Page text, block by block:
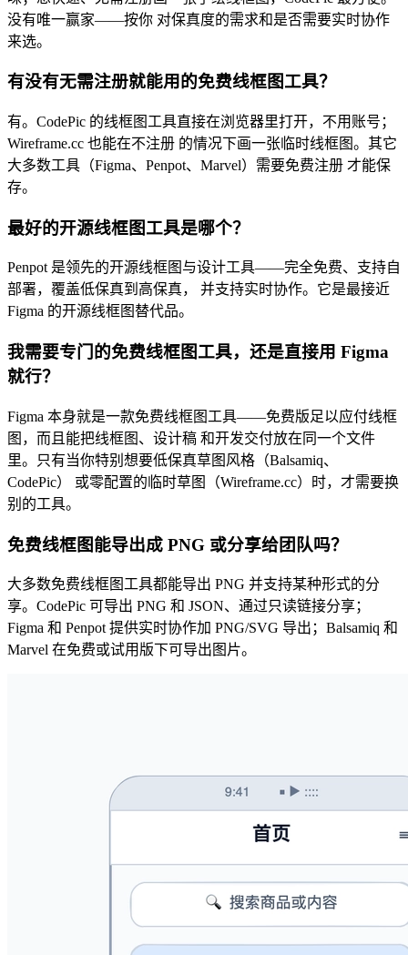
没有唯一赢家——按你 对保真度的需求和是否需要实时协作
来选。
有没有无需注册就能用的免费线框图工具？
有。CodePic 的线框图工具直接在浏览器里打开，不用账号；
Wireframe.cc 也能在不注册 的情况下画一张临时线框图。其它
大多数工具（Figma、Penpot、Marvel）需要免费注册 才能保
存。
最好的开源线框图工具是哪个？
Penpot 是领先的开源线框图与设计工具——完全免费、支持自
部署，覆盖低保真到高保真， 并支持实时协作。它是最接近
Figma 的开源线框图替代品。
我需要专门的免费线框图工具，还是直接用 Figma
就行？
Figma 本身就是一款免费线框图工具——免费版足以应付线框
图，而且能把线框图、设计稿 和开发交付放在同一个文件
里。只有当你特别想要低保真草图风格（Balsamiq、
CodePic） 或零配置的临时草图（Wireframe.cc）时，才需要换
别的工具。
免费线框图能导出成 PNG 或分享给团队吗？
大多数免费线框图工具都能导出 PNG 并支持某种形式的分
享。CodePic 可导出 PNG 和 JSON、通过只读链接分享；
Figma 和 Penpot 提供实时协作加 PNG/SVG 导出；Balsamiq 和
Marvel 在免费或试用版下可导出图片。